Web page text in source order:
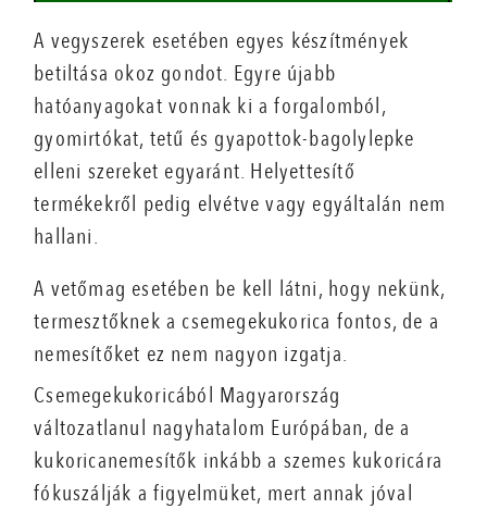
A vegyszerek esetében egyes készítmények
betiltása okoz gondot. Egyre újabb
hatóanyagokat vonnak ki a forgalomból,
gyomirtókat, tetű és gyapottok-bagolylepke
elleni szereket egyaránt. Helyettesítő
termékekről pedig elvétve vagy egyáltalán nem
hallani.
A vetőmag esetében be kell látni, hogy nekünk,
termesztőknek a csemegekukorica fontos, de a
nemesítőket ez nem nagyon izgatja.
Csemegekukoricából Magyarország
változatlanul nagyhatalom Európában, de a
kukoricanemesítők inkább a szemes kukoricára
fókuszálják a figyelmüket, mert annak jóval